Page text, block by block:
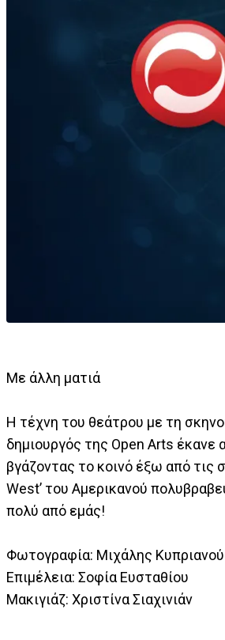
Με άλλη ματιά
Η τέχνη του θεάτρου με τη
δημιουργός της Open Arts έκανε
βγάζοντας το κοινό έξω από τις
West’ του Αμερικανού
πολύ από εμάς!
Φωτογραφία: Μιχάλης Κυπριανού
Επιμέλεια: Σοφία Ευσταθίου
Μακιγιάζ: Χριστίνα Σιαχινιάν